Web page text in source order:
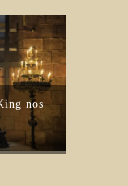
nos